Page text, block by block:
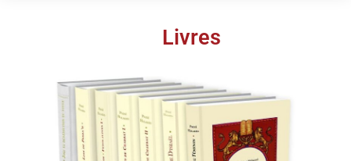
Livres